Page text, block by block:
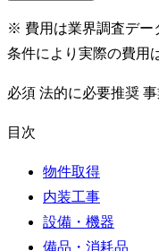
※ 費用は業界調査デー
条件により実際の費用
必須 法的に必要推奨
目次
物件取得
内装工事
設備・機器
備品・消耗品